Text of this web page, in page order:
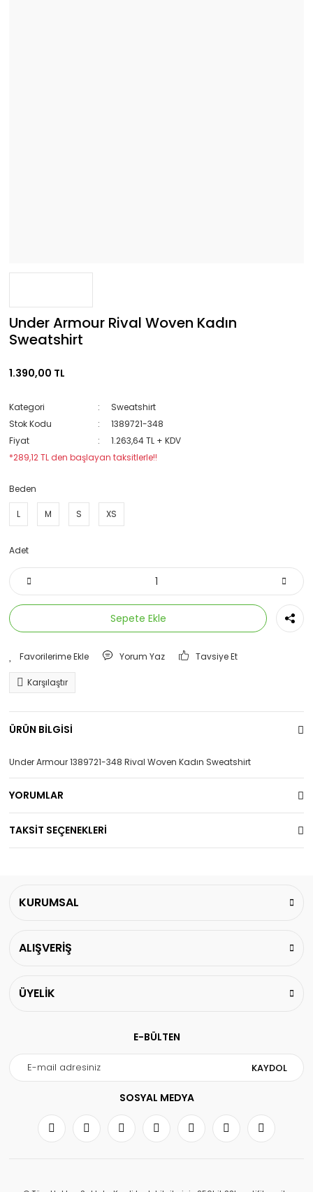
Under Armour Rival Woven Kadın
Sweatshirt
1.390,00 TL
Kategori
Sweatshirt
Stok Kodu
1389721-348
Fiyat
1.263,64 TL + KDV
*289,12 TL den başlayan taksitlerle!!
Beden
L M S XS
Adet
Sepete Ekle
Yorum Yaz Tavsiye Et
Karşılaştır
ÜRÜN BİLGİSİ
Under Armour 1389721-348 Rival Woven Kadın Sweatshirt
YORUMLAR
TAKSİT SEÇENEKLERİ
KURUMSAL
ALIŞVERİŞ
ÜYELİK
E-BÜLTEN
KAYDOL
SOSYAL MEDYA